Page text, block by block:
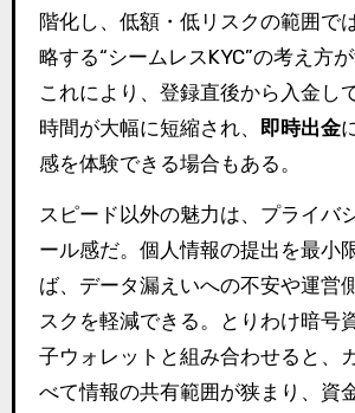
階化し、低額・低リスクの範囲で
略する“シームレスKYC”の考え方が
これにより、登録直後から入金し
時間が大幅に短縮され、 即時出金
感を体験できる場合もある。
スピード以外の魅力は、プライバ
ール感だ。個人情報の提出を最小
ば、データ漏えいへの不安や運営
スクを軽減できる。とりわけ暗号
子ウォレットと組み合わせると、
べて情報の共有範囲が狭まり、資